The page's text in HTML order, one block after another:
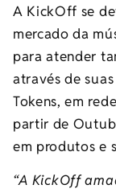
A KickOff se
mercado da
para atender
através de
Tokens, em
partir de
em produtos e
“A KickOff